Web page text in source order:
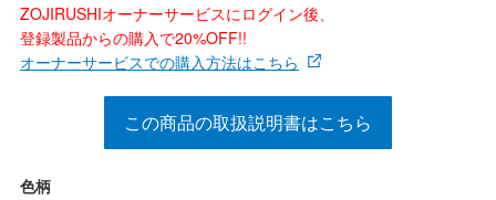
ZOJIRUSHIオーナーサービスにログイン後、
登録製品からの購入で20%OFF!!
オーナーサービスでの購入方法はこちら
この商品の取扱説明書はこちら
色柄